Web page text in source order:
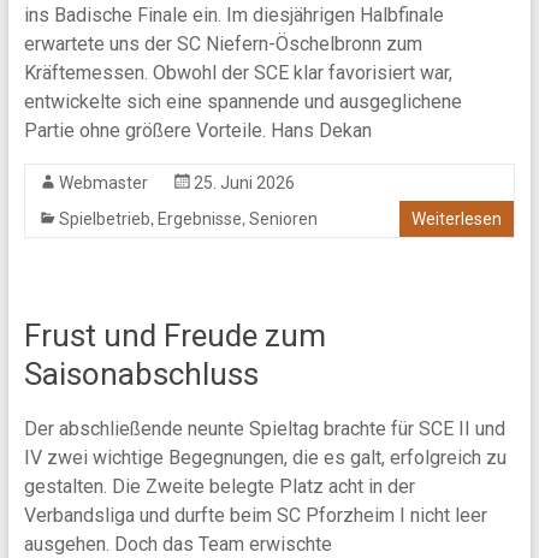
ins Badische Finale ein. Im diesjährigen Halbfinale
erwartete uns der SC Niefern-Öschelbronn zum
Kräftemessen. Obwohl der SCE klar favorisiert war,
entwickelte sich eine spannende und ausgeglichene
Partie ohne größere Vorteile. Hans Dekan
Webmaster
25. Juni 2026
Spielbetrieb, Ergebnisse, Senioren Weiterlesen
Frust und Freude zum
Saisonabschluss
Der abschließende neunte Spieltag brachte für SCE II und
IV zwei wichtige Begegnungen, die es galt, erfolgreich zu
gestalten. Die Zweite belegte Platz acht in der
Verbandsliga und durfte beim SC Pforzheim I nicht leer
ausgehen. Doch das Team erwischte